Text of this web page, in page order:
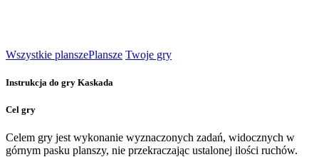
Wszystkie planszePlansze Twoje gry
Instrukcja do gry Kaskada
Cel gry
Celem gry jest wykonanie wyznaczonych zadań, widocznych w
górnym pasku planszy, nie przekraczając ustalonej ilości ruchów.